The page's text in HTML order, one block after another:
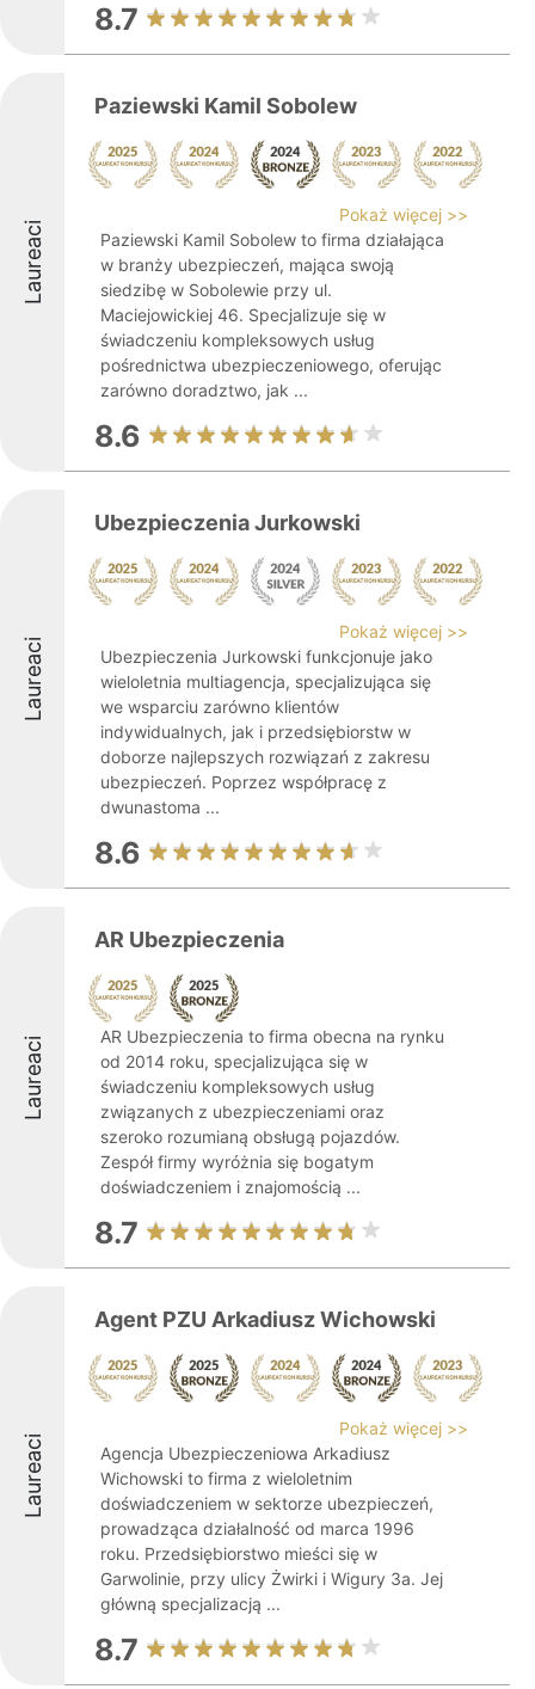
8.7
Laureaci
Paziewski Kamil Sobolew
Pokaż więcej >>
Paziewski Kamil Sobolew to firma działająca
w branży ubezpieczeń, mająca swoją
siedzibę w Sobolewie przy ul.
Maciejowickiej 46. Specjalizuje się w
świadczeniu kompleksowych usług
pośrednictwa ubezpieczeniowego, oferując
zarówno doradztwo, jak ...
8.6
Laureaci
Ubezpieczenia Jurkowski
Pokaż więcej >>
Ubezpieczenia Jurkowski funkcjonuje jako
wieloletnia multiagencja, specjalizująca się
we wsparciu zarówno klientów
indywidualnych, jak i przedsiębiorstw w
doborze najlepszych rozwiązań z zakresu
ubezpieczeń. Poprzez współpracę z
dwunastoma ...
8.6
Laureaci
AR Ubezpieczenia
AR Ubezpieczenia to firma obecna na rynku
od 2014 roku, specjalizująca się w
świadczeniu kompleksowych usług
związanych z ubezpieczeniami oraz
szeroko rozumianą obsługą pojazdów.
Zespół firmy wyróżnia się bogatym
doświadczeniem i znajomością ...
8.7
Laureaci
Agent PZU Arkadiusz Wichowski
Pokaż więcej >>
Agencja Ubezpieczeniowa Arkadiusz
Wichowski to firma z wieloletnim
doświadczeniem w sektorze ubezpieczeń,
prowadząca działalność od marca 1996
roku. Przedsiębiorstwo mieści się w
Garwolinie, przy ulicy Żwirki i Wigury 3a. Jej
główną specjalizacją ...
8.7